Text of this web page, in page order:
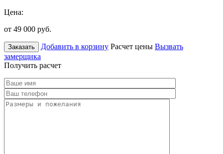
Цена:
от 49 000 руб.
Заказать Добавить в корзину Расчет цены Вызвать
замерщика
Получить расчет